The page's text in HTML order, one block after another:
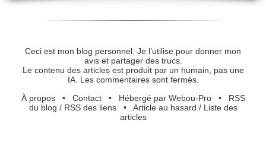
Ceci est mon blog personnel. Je l’utilise pour donner mon
avis et partager des trucs.
Le contenu des articles est produit par un humain, pas une
IA. Les commentaires sont fermés.
À propos• Contact• Hébergé par Webou-Pro• RSS
du blog / RSS des liens• Article au hasard / Liste des
articles